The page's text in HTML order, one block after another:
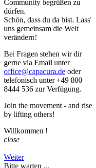
Community begrüßen zu
dürfen.
Schön, dass du da bist. Lass'
uns gemeinsam die Welt
verändern!
Bei Fragen stehen wir dir
gerne via Email unter
office@capacura.de oder
telefonisch unter +49 800
8444 536 zur Verfügung.
Join the movement - and rise
by lifting others!
Willkommen !
close
Weiter
Bitte warten ...